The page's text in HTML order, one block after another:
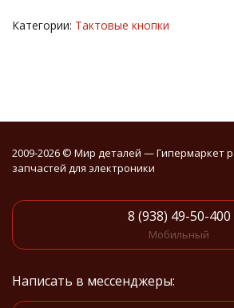
Категории: Тактовые кнопки
2009-2026 © Мир деталей — Гипермаркет
запчастей для электроники
8 (938) 49-50-400
Мобильный
Написать в мессенджеры: